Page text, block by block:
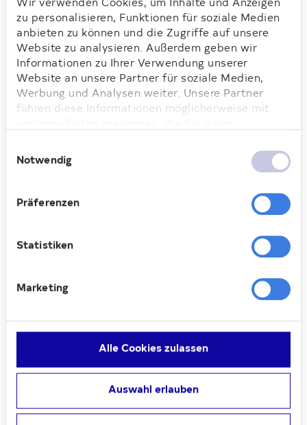
Wir verwenden Cookies, um Inhalte und Anzeigen
zu personalisieren, Funktionen für soziale Medien
anbieten zu können und die Zugriffe auf unsere
Website zu analysieren. Außerdem geben wir
Informationen zu Ihrer Verwendung unserer
Website an unsere Partner für soziale Medien,
Werbung und Analysen weiter. Unsere Partner
führen diese Informationen möglicherweise mit
Nutzung der Dienste gesammelt haben. Weitere
Informationen dazu finden Sie hier.
Notwendig
Präferenzen
Statistiken
Marketing
Alle Cookies zulassen
Auswahl erlauben
das Vorhandensein von Fehlern
nicht ausgeschlossen werden. Die
Angaben in diesem Expose erfolgen
daher ohne jede Gewähr.
Maßgeblich sind die im Mietvertrag
geschlossenen Vereinbarungen.
Soweit die Grundrissgrafiken
Maßangaben und Einrichtungen
Mietverhandlungen sind
Ansprechpartner zu führen.
Frau Fenning